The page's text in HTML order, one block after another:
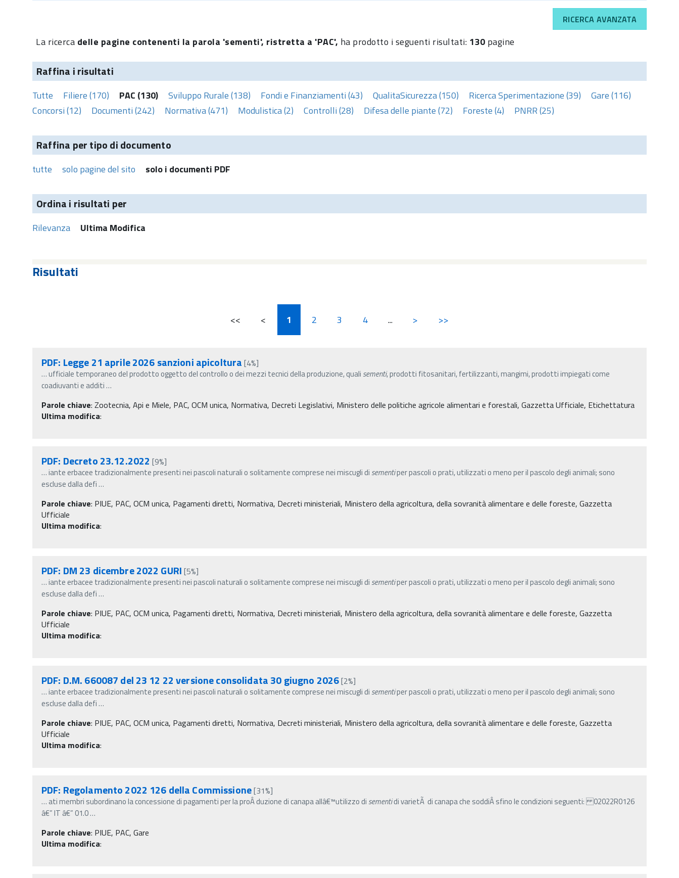
RICERCA AVANZATA
La ricerca delle pagine contenenti la parola 'sementi', ristretta a 'PAC', ha prodotto i seguenti risultati: 130 pagine
Raffina i risultati
Tutte Filiere (170) PAC (130) Sviluppo Rurale (138) Fondi e Finanziamenti (43) QualitaSicurezza (150) Ricerca Sperimentazione (39)
Gare (116)
Concorsi (12)
Documenti (242) Normativa (471) Modulistica (2) Controlli (28) Difesa delle piante (72) Foreste (4) PNRR (25)
Raffina per tipo di documento
tutte solo pagine del sito solo i documenti PDF
Ordina i risultati per
Rilevanza Ultima Modifica
Risultati
<< < 1 2 3 4 ... > >>
PDF: Legge 21 aprile 2026 sanzioni apicoltura [4%]
…ufficiale temporaneo del prodotto oggetto del controllo o dei mezzi tecnici della produzione, quali sementi, prodotti fitosanitari, fertilizzanti, mangimi, prodotti impiegati come
coadiuvanti e additi…
Parole chiave: Zootecnia, Api e Miele, PAC, OCM unica, Normativa, Decreti Legislativi, Ministero delle politiche agricole alimentari e forestali, Gazzetta Ufficiale, Etichettatura
Ultima modifica:
PDF: Decreto 23.12.2022 [9%]
…iante erbacee tradizionalmente presenti nei pascoli naturali o solitamente comprese nei miscugli di sementiper pascoli o prati, utilizzati o meno per il pascolo degli animali; sono
escluse dalla defi…
Parole chiave: PIUE, PAC, OCM unica, Pagamenti diretti, Normativa, Decreti ministeriali, Ministero della agricoltura, della sovranità alimentare e delle foreste, Gazzetta
Ufficiale
Ultima modifica:
PDF: DM 23 dicembre 2022 GURI [5%]
…iante erbacee tradizionalmente presenti nei pascoli naturali o solitamente comprese nei miscugli di sementiper pascoli o prati, utilizzati o meno per il pascolo degli animali; sono
escluse dalla defi…
Parole chiave: PIUE, PAC, OCM unica, Pagamenti diretti, Normativa, Decreti ministeriali, Ministero della agricoltura, della sovranità alimentare e delle foreste, Gazzetta
Ufficiale
Ultima modifica:
PDF: D.M. 660087 del 23 12 22 versione consolidata 30 giugno 2026[2%]
…iante erbacee tradizionalmente presenti nei pascoli naturali o solitamente comprese nei miscugli di sementiper pascoli o prati, utilizzati o meno per il pascolo degli animali; sono
escluse dalla defi…
Parole chiave: PIUE, PAC, OCM unica, Pagamenti diretti, Normativa, Decreti ministeriali, Ministero della agricoltura, della sovranità alimentare e delle foreste, Gazzetta
Ufficiale
Ultima modifica:
PDF: Regolamento 2022 126 della Commissione[31%]
… ati membri subordinano la concessione di pagamenti per la proÂ­ duzione di canapa allâ€™utilizzo di sementidi varietÃ di canapa che soddiÂ­ sfino le condizioni seguenti: 02022R0126
â€” IT â€” 01.0…
Parole chiave: PIUE, PAC, Gare
Ultima modifica: